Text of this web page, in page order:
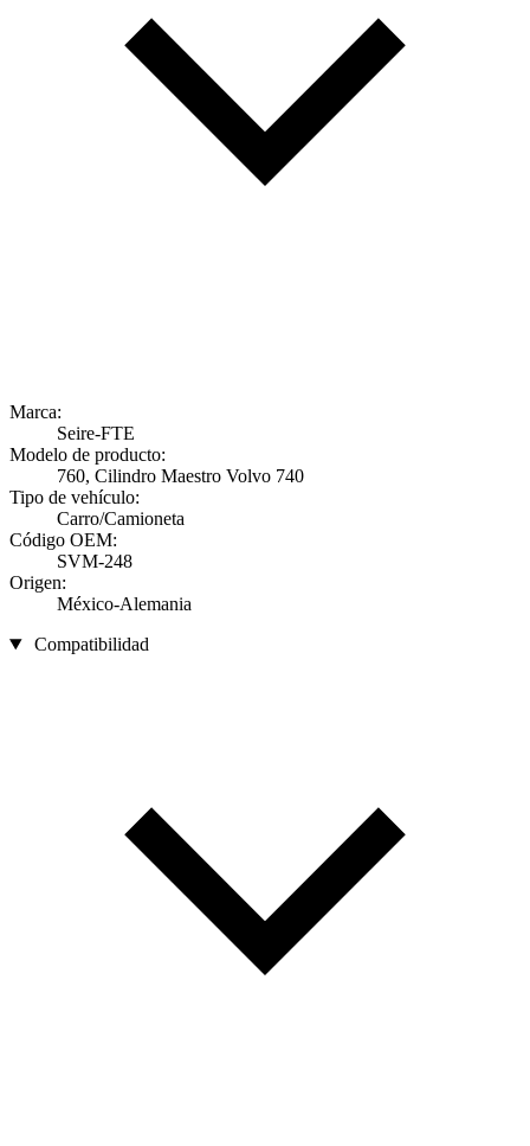
Marca:
Seire-FTE
Modelo de producto:
760, Cilindro Maestro Volvo 740
Tipo de vehículo:
Carro/Camioneta
Código OEM:
SVM-248
Origen:
México-Alemania
Compatibilidad